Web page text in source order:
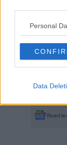
Personal
Data
può far venir
tempo della
Boni - Come
gestionale locale e
servizio.
Governo per
priorità condivisa”.